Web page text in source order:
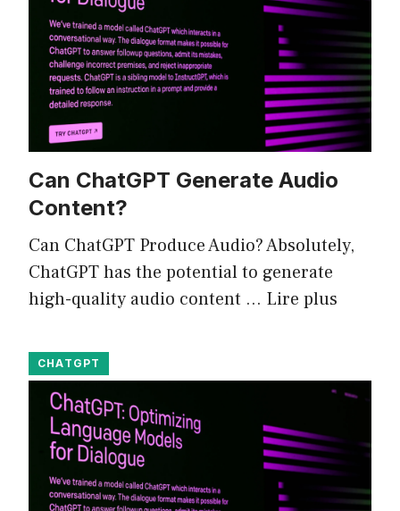
Can ChatGPT Generate Audio
Content?
Can ChatGPT Produce Audio? Absolutely,
ChatGPT has the potential to generate
high-quality audio content … Lire plus
CHATGPT